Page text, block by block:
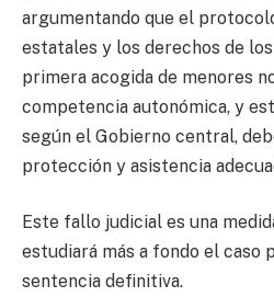
argumentando que el
estatales y los derechos de
primera acogida de menores
competencia autonómica, y
según el Gobierno central,
protección y asistencia
Este fallo judicial es una
estudiará más a fondo el caso
sentencia definitiva.